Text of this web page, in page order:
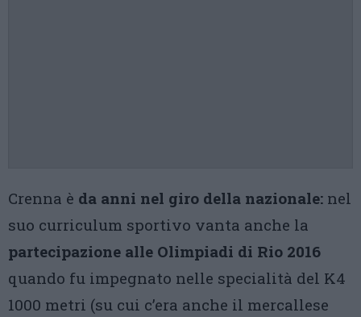
Crenna è da anni nel giro della nazionale: nel
suo curriculum sportivo vanta anche la
partecipazione alle Olimpiadi di Rio 2016
quando fu impegnato nelle specialità del K4
1000 metri (su cui c’era anche il mercallese